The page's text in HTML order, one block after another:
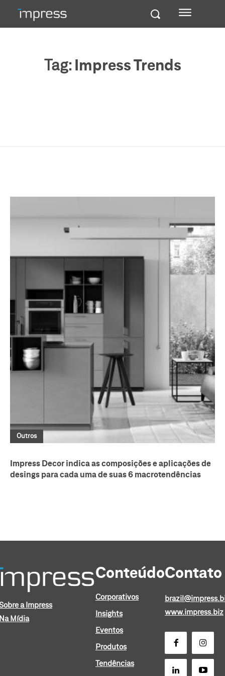
Tag: Impress Trends
Outros
Impress Decor indica as composições e aplicações de
desings para cada uma de suas 6 macrotendências
a Impress
Mídia
Conteúdo
Corporativos
Insights
Eventos
Produtos
Tendências
Contato
www.impress.biz